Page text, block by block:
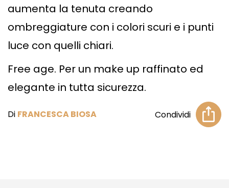
aumenta la tenuta creando
ombreggiature con i colori scuri e i punti
luce con quelli chiari.
Free age. Per un make up raffinato ed
elegante in tutta sicurezza.
Di FRANCESCA BIOSA Condividi